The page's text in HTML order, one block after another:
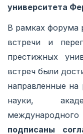
университета
В рамках форума
встречи и
престижных
встреч были
направленные на
науки,
подписаны